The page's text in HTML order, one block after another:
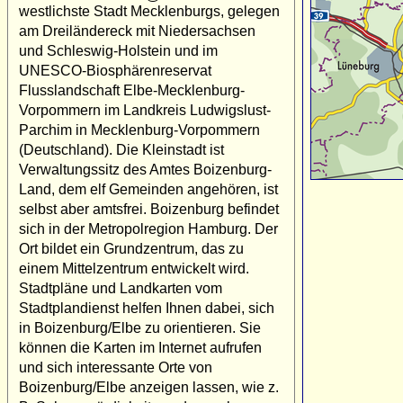
westlichste Stadt Mecklenburgs, gelegen
am Dreiländereck mit Niedersachsen
und Schleswig-Holstein und im
UNESCO-Biosphärenreservat
Flusslandschaft Elbe-Mecklenburg-
Vorpommern im Landkreis Ludwigslust-
Parchim in Mecklenburg-Vorpommern
(Deutschland). Die Kleinstadt ist
Verwaltungssitz des Amtes Boizenburg-
Land, dem elf Gemeinden angehören, ist
selbst aber amtsfrei. Boizenburg befindet
sich in der Metropolregion Hamburg. Der
Ort bildet ein Grundzentrum, das zu
einem Mittelzentrum entwickelt wird.
Stadtpläne und Landkarten vom
Stadtplandienst helfen Ihnen dabei, sich
in Boizenburg/Elbe zu orientieren. Sie
können die Karten im Internet aufrufen
und sich interessante Orte von
Boizenburg/Elbe anzeigen lassen, wie z.